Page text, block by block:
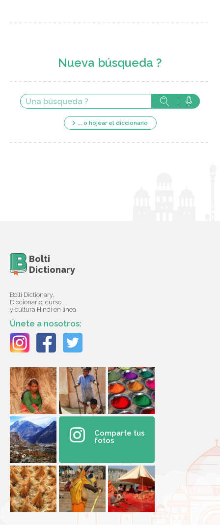
Nueva búsqueda ?
... o hojear el diccionario
Bolti
Dictionary
Bolti Dictionary,
Diccionario, curso
y cultura Hindi en línea
Únete a nosotros:
Comparte tus
fotos